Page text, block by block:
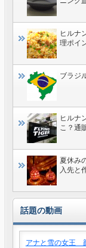
ヒルナ
理ポイ
ブラジ
ヒルナ
こ？通
夏休み
入先と
話題の動画
アナと雪の女王